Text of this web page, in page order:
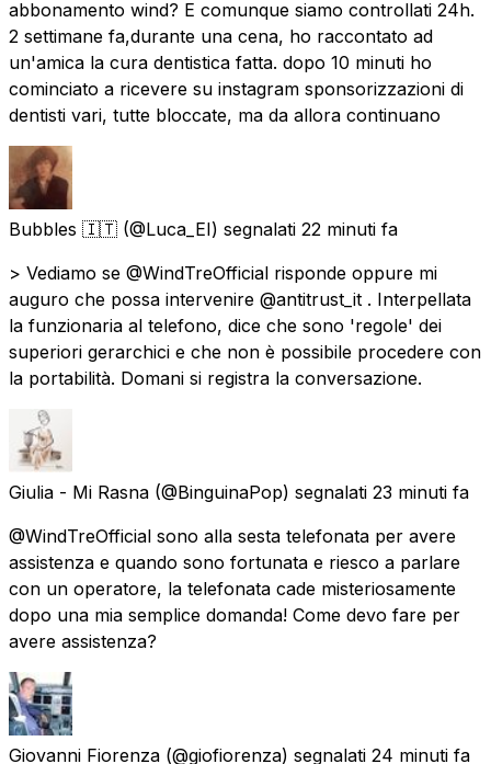
abbonamento wind? E comunque siamo controllati 24h.
2 settimane fa,durante una cena, ho raccontato ad
un'amica la cura dentistica fatta. dopo 10 minuti ho
cominciato a ricevere su instagram sponsorizzazioni di
dentisti vari, tutte bloccate, ma da allora continuano
Bubbles 🇮🇹 (@Luca_EI) segnalati 22 minuti fa
> Vediamo se @WindTreOfficial risponde oppure mi
auguro che possa intervenire @antitrust_it . Interpellata
la funzionaria al telefono, dice che sono 'regole' dei
superiori gerarchici e che non è possibile procedere con
la portabilità. Domani si registra la conversazione.
Giulia - Mi Rasna (@BinguinaPop) segnalati 23 minuti fa
@WindTreOfficial sono alla sesta telefonata per avere
assistenza e quando sono fortunata e riesco a parlare
con un operatore, la telefonata cade misteriosamente
dopo una mia semplice domanda! Come devo fare per
avere assistenza?
Giovanni Fiorenza (@giofiorenza) segnalati 24 minuti fa